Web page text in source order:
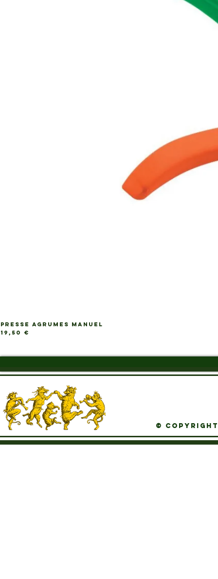
PRESSE AGRUMES MANUEL
Prix
19,50 €
© Copyright